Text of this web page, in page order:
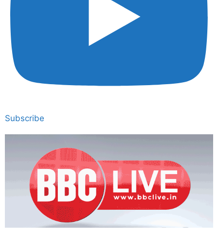
Subscribe